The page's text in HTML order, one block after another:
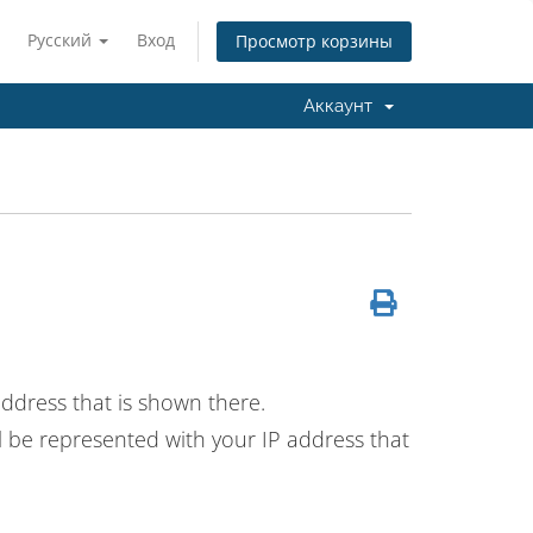
Русский Вход Просмотр корзины
Аккаунт
that is shown there.
represented with your IP address that